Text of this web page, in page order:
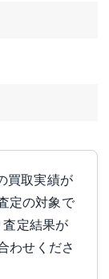
買取実績が
定の対象で
査定結果が
わせくださ